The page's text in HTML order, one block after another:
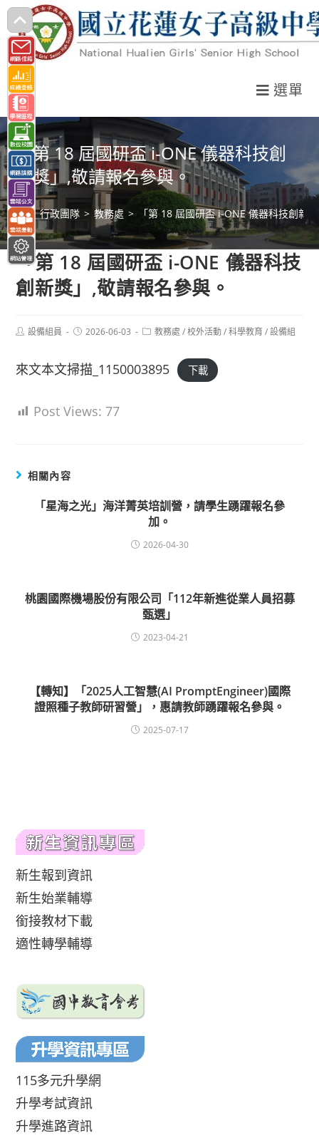
跳
轉
至
主
要
內
容
選單
「第 18 屆國研盃 i-ONE 儀器科技創
新獎」,敬請報名參與。
> 行政團隊 > 教務處 > 「第 18 屆國研盃 i-ONE 儀器科技創新
「第 18 屆國研盃 i-ONE 儀器科技
創新獎」,敬請報名參與。
Post設備組員
Post2026-06-03
Post教務處 / 校外活動 / 科學教育 / 設備組
來文本文掃描_1150003895 下載
Post Views: 77
相關內容
「星海之光」海洋菁英培訓營，請學生踴躍報名參
加。
2026-04-30
桃園國際機場股份有限公司「112年新進從業人員招募
甄選」
2023-04-21
【轉知】「2025人工智慧(AI PromptEngineer)國際
證照種子教師研習營」，惠請教師踴躍報名參與。
2025-07-17
新生報到資訊
新生始業輔導
銜接教材下載
適性轉學輔導
115多元升學網
升學考試資訊
升學進路資訊